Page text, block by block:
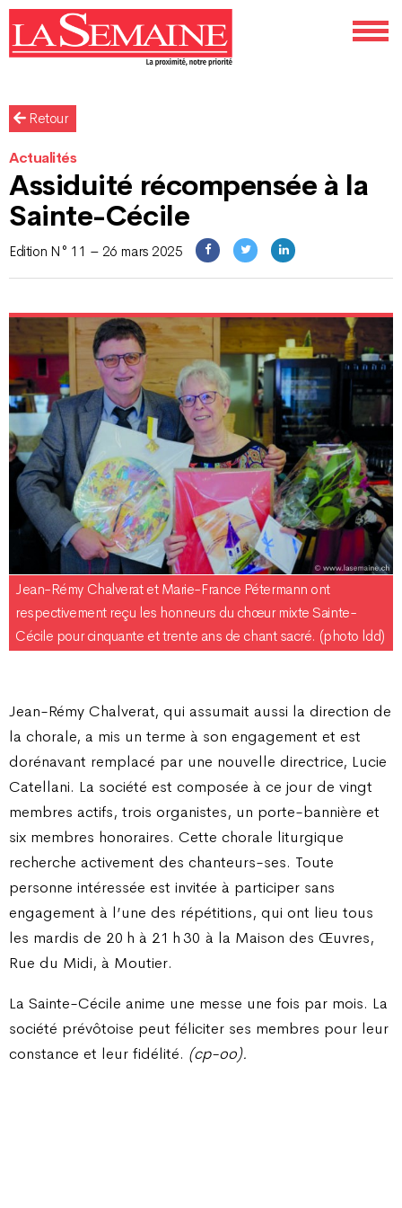
Retour
Actualités
Assiduité récompensée à la
Sainte-Cécile
Edition N° 11 – 26 mars 2025
Jean-Rémy Chalverat et Marie-France Pétermann ont
respectivement reçu les honneurs du chœur mixte Sainte-
Cécile pour cinquante et trente ans de chant sacré. (photo ldd)
Jean-Rémy Chalverat, qui assumait aussi la direction de
la chorale, a mis un terme à son engagement et est
dorénavant remplacé par une nouvelle directrice, Lucie
Catellani. La société est composée à ce jour de vingt
membres actifs, trois organistes, un porte-bannière et
six membres honoraires. Cette chorale liturgique
recherche activement des chanteurs-ses. Toute
personne intéressée est invitée à participer sans
engagement à l’une des répétitions, qui ont lieu tous
les mardis de 20 h à 21 h 30 à la Maison des Œuvres,
Rue du Midi, à Moutier.
La Sainte-Cécile anime une messe une fois par mois. La
société prévôtoise peut féliciter ses membres pour leur
constance et leur fidélité. (cp-oo).